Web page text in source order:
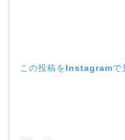
この投稿をInstagramで